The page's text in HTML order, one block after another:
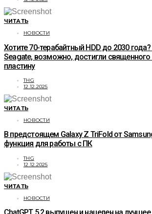
ЧИТАТЬ
НОВОСТИ
Хотите 70-терабайтный HDD до 2030
Seagate, возможно, достигли священного
пластину
THG
12.12.2025
ЧИТАТЬ
НОВОСТИ
В предстоящем Galaxy Z TriFold от
функция для работы с ПК
THG
12.12.2025
ЧИТАТЬ
НОВОСТИ